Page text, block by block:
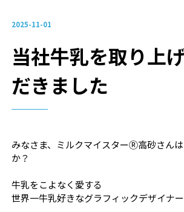
2025-11-01
当社牛乳を取り上
だきました
みなさま、ミルクマイスターⓇ高砂さん
か？
牛乳をこよなく愛する
世界一牛乳好きなグラフィックデザイナー